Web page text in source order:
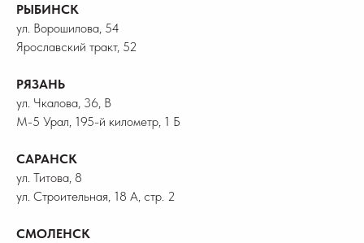
РЫБИНСК
ул. Ворошилова, 54
Ярославский тракт, 52
РЯЗАНЬ
ул. Чкалова, 36, В
М-5 Урал, 195-й километр, 1 Б
САРАНСК
ул. Титова, 8
ул. Строительная, 18 А, стр. 2
СМОЛЕНСК